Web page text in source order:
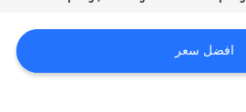
افضل سعر